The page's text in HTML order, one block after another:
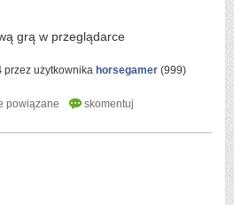
grą w przeglądarce
przez użytkownika horsegamer (999)